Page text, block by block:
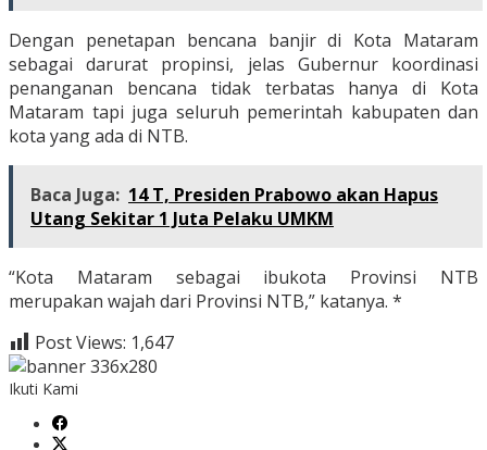
Dengan penetapan bencana banjir di Kota Mataram
sebagai darurat propinsi, jelas Gubernur koordinasi
penanganan bencana tidak terbatas hanya di Kota
Mataram tapi juga seluruh pemerintah kabupaten dan
kota yang ada di NTB.
Baca Juga: 14 T, Presiden Prabowo akan Hapus
Utang Sekitar 1 Juta Pelaku UMKM
“Kota Mataram sebagai ibukota Provinsi NTB
merupakan wajah dari Provinsi NTB,” katanya. *
Post Views: 1,647
Ikuti Kami